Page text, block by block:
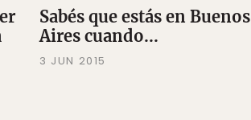
Sabés que estás en Buenos
Aires cuando...
3 JUN 2015